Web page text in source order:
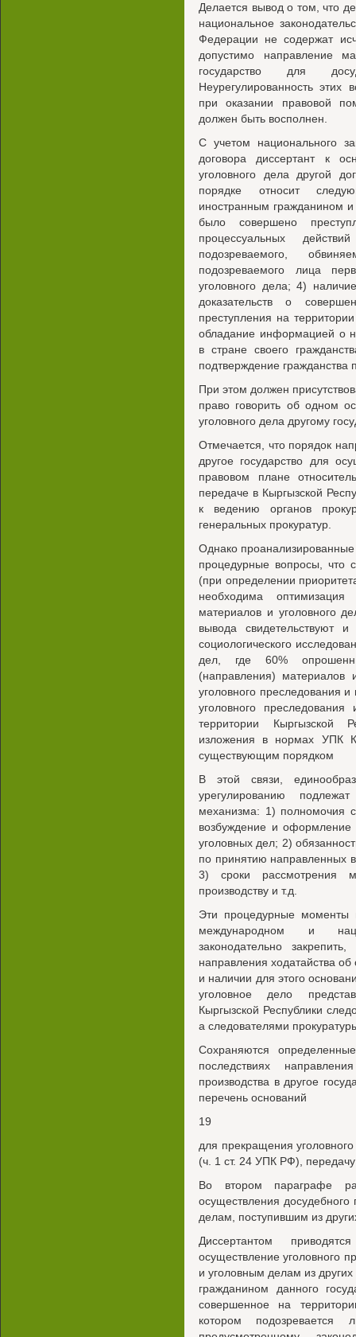
Делается вывод о том, что
национальное
Федерации не содержат
допустимо направление
государство для
Неурегулированность этих
при оказании правовой
должен быть восполнен.
С учетом национального
договора диссертант к
уголовного дела другой
порядке относит
иностранным гражданином и
было совершено
процессуальных
подозреваемого,
подозреваемого лица
уголовного дела; 4)
доказательств о
преступления на
обладание информацией о
в стране своего
подтверждение гражданства
При этом должен
право говорить об одном
уголовного дела другому
Отмечается, что порядок
другое государство для
правовом плане
передаче в Кыргызской
к ведению органов
генеральных прокуратур.
Однако
процедурные вопросы, что
(при определении
необходима
материалов и уголовного
вывода свидетельствуют и
социологического
дел, где 60%
(направления) материалов
уголовного преследования
уголовного
территории Кыргызской
изложения в нормах УПК
существующим порядком
В этой связи,
урегулированию
механизма: 1) полномочия
возбуждение и оформление
уголовных дел; 2)
по принятию направленных
3) сроки рассмотрения
производству и т.д.
Эти процедурные моменты
международном и
законодательно
направления ходатайства
и наличии для этого
уголовное дело
Кыргызской Республики
а следователями
Сохраняются
последствиях
производства в другое
перечень оснований
19
для прекращения
(ч. 1 ст. 24 УПК РФ), передачу
Во втором параграфе
осуществления
делам, поступившим из
Диссертантом
осуществление уголовного
и уголовным делам из
гражданином данного
совершенное на
котором